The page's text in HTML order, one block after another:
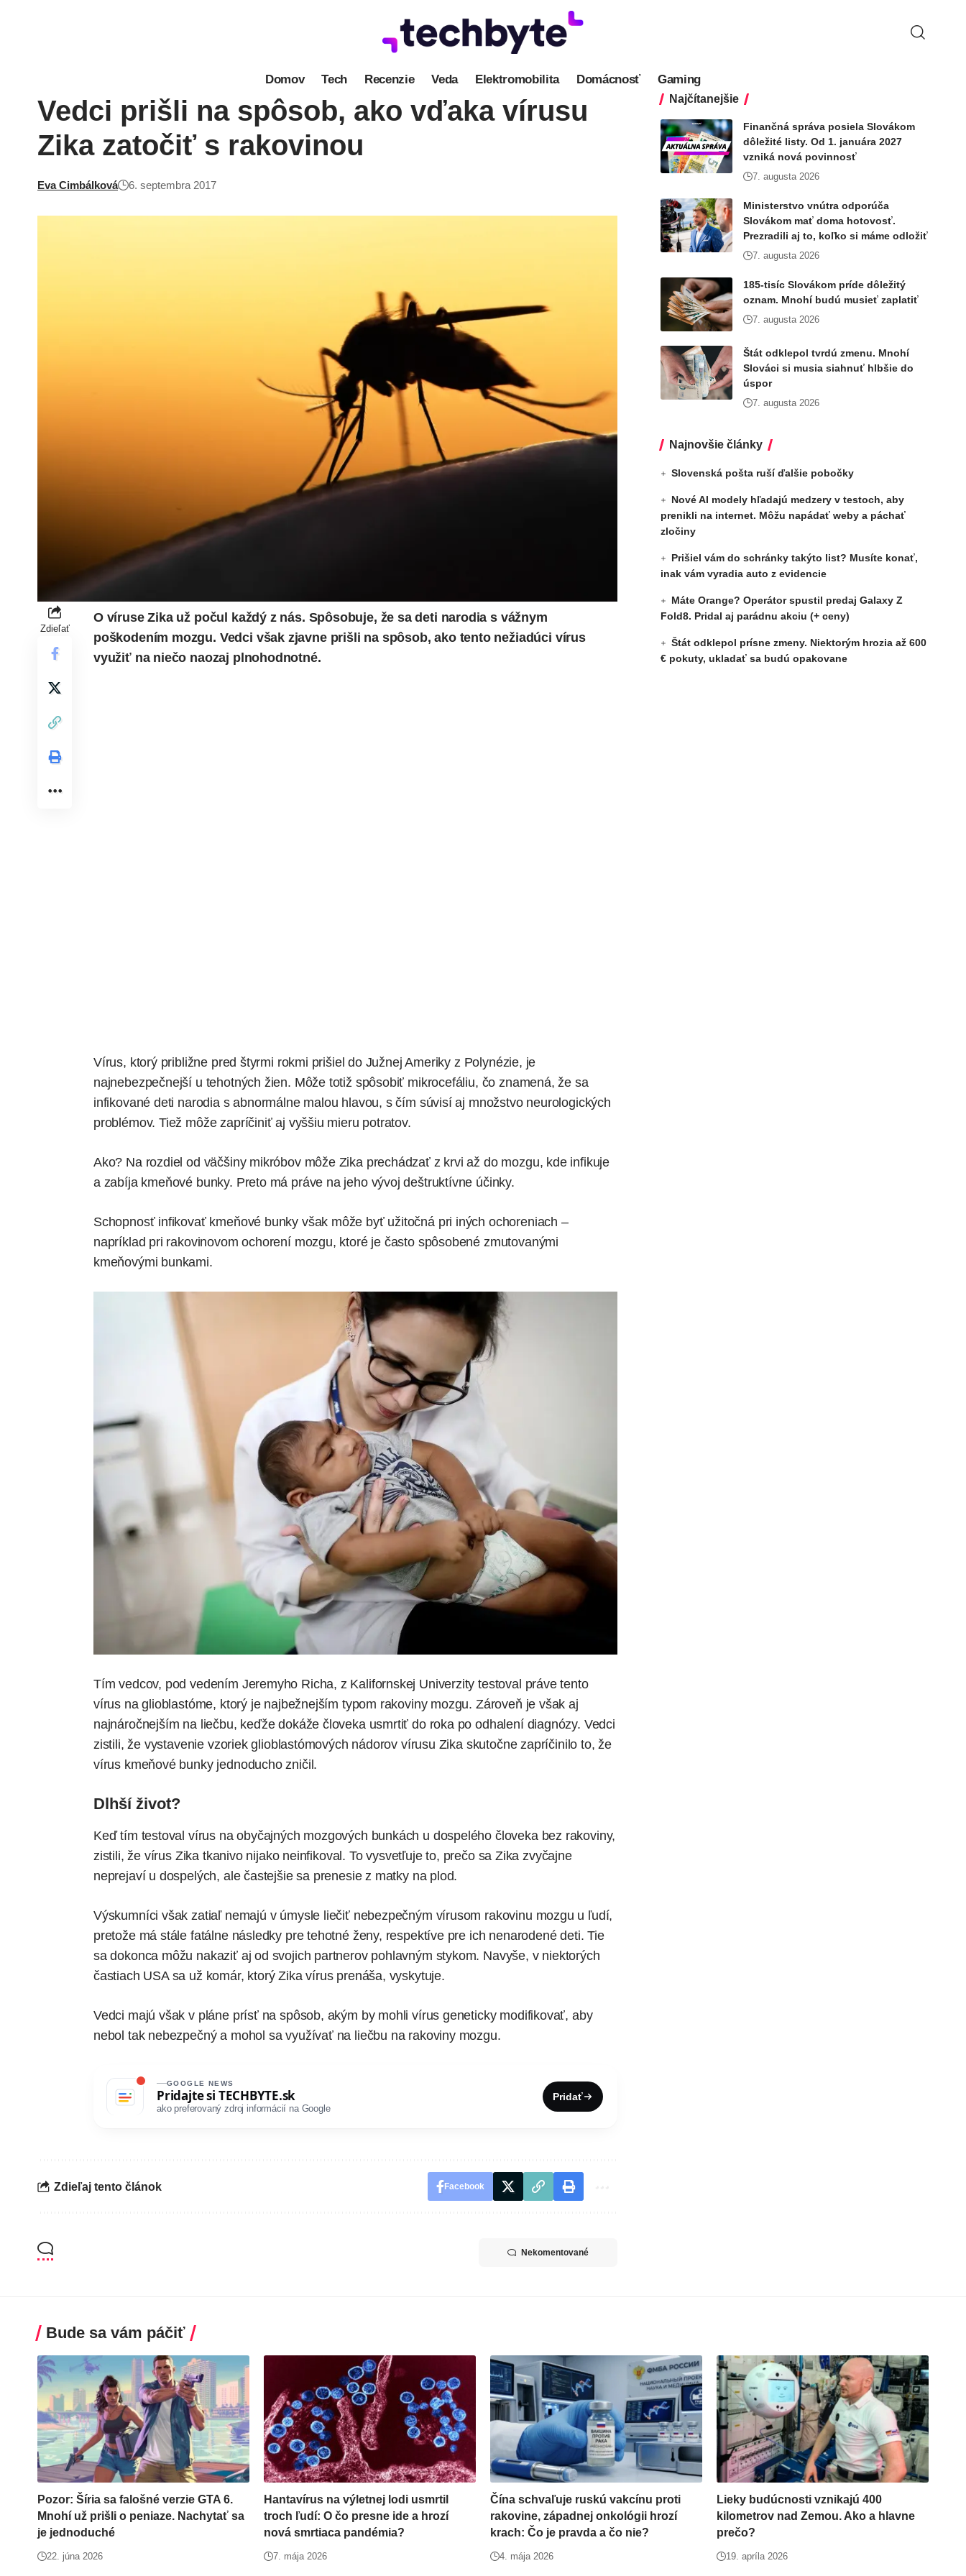
Domov Tech Recenzie Veda Elektromobilita Domácnosť Gaming
Vedci prišli na spôsob, ako vďaka vírusu
Zika zatočiť s rakovinou
Eva Cimbálková 6. septembra 2017
Zdieľať
O víruse Zika už počul každý z nás. Spôsobuje, že sa deti narodia s vážnym
poškodením mozgu. Vedci však zjavne prišli na spôsob, ako tento nežiadúci vírus
využiť na niečo naozaj plnohodnotné.
Vírus, ktorý približne pred štyrmi rokmi prišiel do Južnej Ameriky z Polynézie, je
najnebezpečnejší u tehotných žien. Môže totiž spôsobiť mikrocefáliu, čo znamená, že sa
infikované deti narodia s abnormálne malou hlavou, s čím súvisí aj množstvo neurologických
problémov. Tiež môže zapríčiniť aj vyššiu mieru potratov.
Ako? Na rozdiel od väčšiny mikróbov môže Zika prechádzať z krvi až do mozgu, kde infikuje
a zabíja kmeňové bunky. Preto má práve na jeho vývoj deštruktívne účinky.
Schopnosť infikovať kmeňové bunky však môže byť užitočná pri iných ochoreniach –
napríklad pri rakovinovom ochorení mozgu, ktoré je často spôsobené zmutovanými
kmeňovými bunkami.
Tím vedcov, pod vedením Jeremyho Richa, z Kalifornskej Univerzity testoval práve tento
vírus na glioblastóme, ktorý je najbežnejším typom rakoviny mozgu. Zároveň je však aj
najnáročnejším na liečbu, keďže dokáže človeka usmrtiť do roka po odhalení diagnózy. Vedci
zistili, že vystavenie vzoriek glioblastómových nádorov vírusu Zika skutočne zapríčinilo to, že
vírus kmeňové bunky jednoducho zničil.
Dlhší život?
Keď tím testoval vírus na obyčajných mozgových bunkách u dospelého človeka bez rakoviny,
zistili, že vírus Zika tkanivo nijako neinfikoval. To vysvetľuje to, prečo sa Zika zvyčajne
neprejaví u dospelých, ale častejšie sa prenesie z matky na plod.
Výskumníci však zatiaľ nemajú v úmysle liečiť nebezpečným vírusom rakovinu mozgu u ľudí,
pretože má stále fatálne následky pre tehotné ženy, respektíve pre ich nenarodené deti. Tie
sa dokonca môžu nakaziť aj od svojich partnerov pohlavným stykom. Navyše, v niektorých
častiach USA sa už komár, ktorý Zika vírus prenáša, vyskytuje.
Vedci majú však v pláne prísť na spôsob, akým by mohli vírus geneticky modifikovať, aby
nebol tak nebezpečný a mohol sa využívať na liečbu na rakoviny mozgu.
GOOGLE NEWS
Pridajte si TECHBYTE.sk
ako preferovaný zdroj informácií na Google
Pridať
Zdieľaj tento článok Facebook
Nekomentované
Najčítanejšie
Finančná správa posiela Slovákom
dôležité listy. Od 1. januára 2027
vzniká nová povinnosť
7. augusta 2026
Ministerstvo vnútra odporúča
Slovákom mať doma hotovosť.
Prezradili aj to, koľko si máme odložiť
7. augusta 2026
185-tisíc Slovákom príde dôležitý
oznam. Mnohí budú musieť zaplatiť
7. augusta 2026
Štát odklepol tvrdú zmenu. Mnohí
Slováci si musia siahnuť hlbšie do
úspor
7. augusta 2026
Najnovšie články
Slovenská pošta ruší ďalšie pobočky
Nové AI modely hľadajú medzery v testoch, aby
prenikli na internet. Môžu napádať weby a páchať
zločiny
Prišiel vám do schránky takýto list? Musíte konať,
inak vám vyradia auto z evidencie
Máte Orange? Operátor spustil predaj Galaxy Z
Fold8. Pridal aj parádnu akciu (+ ceny)
Štát odklepol prísne zmeny. Niektorým hrozia až 600
€ pokuty, ukladať sa budú opakovane
Bude sa vám páčiť
Pozor: Šíria sa falošné verzie GTA 6.
Mnohí už prišli o peniaze. Nachytať sa
je jednoduché
22. júna 2026
Hantavírus na výletnej lodi usmrtil
troch ľudí: O čo presne ide a hrozí
nová smrtiaca pandémia?
7. mája 2026
Čína schvaľuje ruskú vakcínu proti
rakovine, západnej onkológii hrozí
krach: Čo je pravda a čo nie?
4. mája 2026
Lieky budúcnosti vznikajú 400
kilometrov nad Zemou. Ako a hlavne
prečo?
19. apríla 2026